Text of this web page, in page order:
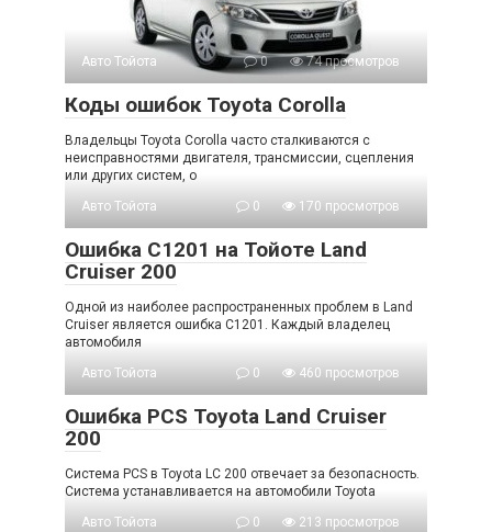
Авто Тойота 0 74 просмотров
Коды ошибок Toyota Corolla
Владельцы Toyota Corolla часто сталкиваются с
неисправностями двигателя, трансмиссии, сцепления
или других систем, о
Авто Тойота
0 170 просмотров
Ошибка C1201 на Тойоте Land
Cruiser 200
Одной из наиболее распространенных проблем в Land
Cruiser является ошибка C1201. Каждый владелец
автомобиля
Авто Тойота
0 460 просмотров
Ошибка PCS Toyota Land Cruiser
200
Система PCS в Toyota LC 200 отвечает за безопасность.
Система устанавливается на автомобили Toyota
Авто Тойота
0 213 просмотров